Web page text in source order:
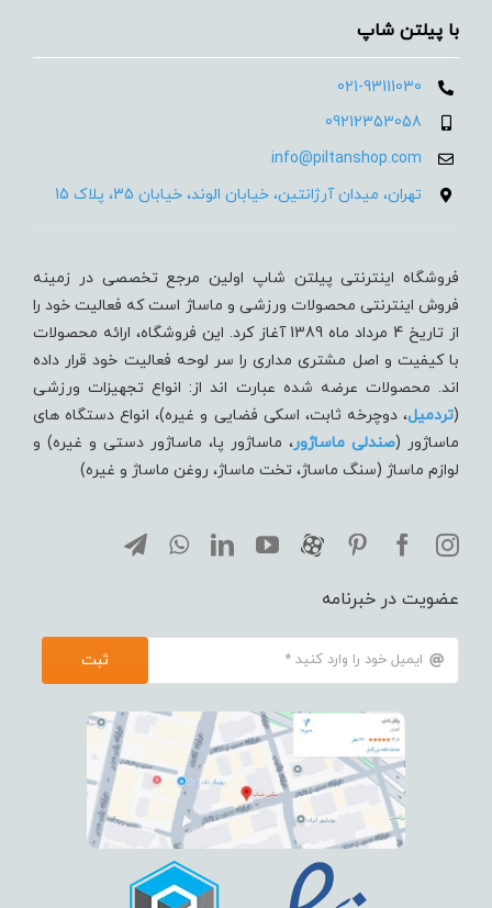
با پیلتن شاپ
021-93111030
09212353058
info@piltanshop.com
تهران، میدان آرژانتین، خیابان الوند، خیابان 35، پلاک 15
فروشگاه اینترنتی پیلتن شاپ اولین مرجع تخصصی در زمینه
فروش اینترنتی محصولات ورزشی و ماساژ است که فعالیت خود را
از تاریخ 4 مرداد ماه 1389 آغاز کرد. این فروشگاه، ارائه محصولات
با کیفیت و اصل مشتری مداری را سر لوحه فعالیت خود قرار داده
اند. محصولات عرضه شده عبارت اند از: انواع تجهیزات ورزشی
(تردميل، دوچرخه ثابت، اسکی فضایی و غیره)، انواع دستگاه های
ماساژور (صندلی ماساژور، ماساژور پا، ماساژور دستی و غیره) و
لوازم ماساژ (سنگ ماساژ، تخت ماساژ، روغن ماساژ و غیره)
عضویت در خبرنامه
ثبت